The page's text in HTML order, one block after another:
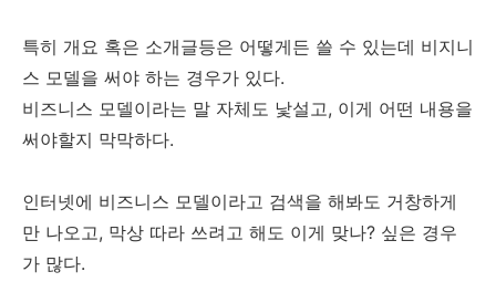
특히 개요 혹은 소개글등은 어떻게든 쓸 수 있는데 비지니
스 모델을 써야 하는 경우가 있다.
비즈니스 모델이라는 말 자체도 낯설고, 이게 어떤 내용을
써야할지 막막하다.
인터넷에 비즈니스 모델이라고 검색을 해봐도 거창하게
만 나오고, 막상 따라 쓰려고 해도 이게 맞나? 싶은 경우
가 많다.